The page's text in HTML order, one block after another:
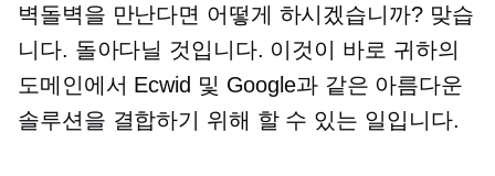
벽돌벽을 만난다면 어떻게 하시겠습니까? 맞습
니다. 돌아다닐 것입니다. 이것이 바로 귀하의
도메인에서 Ecwid 및 Google과 같은 아름다운
솔루션을 결합하기 위해 할 수 있는 일입니다.